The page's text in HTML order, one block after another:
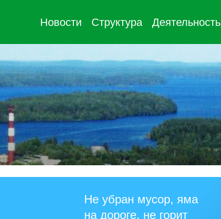
Новости Структура Деятельность
Не убран мусор, яма
на дороге, не горит